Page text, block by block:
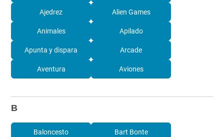
Ajedrez Alien Games
Animales Apilado
Apunta y dispara Arcade
Aventura Aviones
B
Baloncesto Bart Bonte